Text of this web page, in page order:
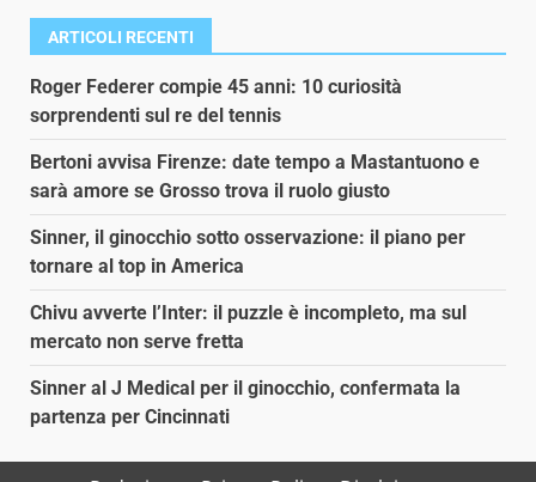
ARTICOLI RECENTI
Roger Federer compie 45 anni: 10 curiosità
sorprendenti sul re del tennis
Bertoni avvisa Firenze: date tempo a Mastantuono e
sarà amore se Grosso trova il ruolo giusto
Sinner, il ginocchio sotto osservazione: il piano per
tornare al top in America
Chivu avverte l’Inter: il puzzle è incompleto, ma sul
mercato non serve fretta
Sinner al J Medical per il ginocchio, confermata la
partenza per Cincinnati